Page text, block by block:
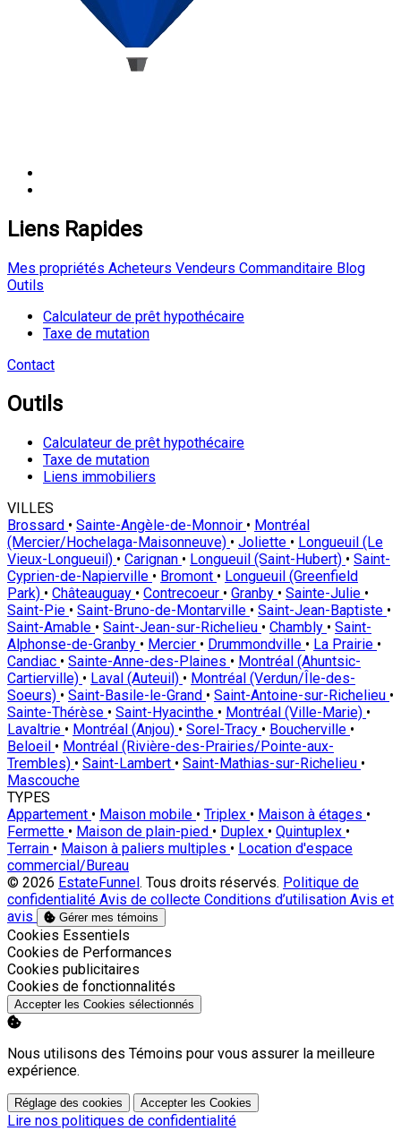
Liens Rapides
Mes propriétés Acheteurs Vendeurs Commanditaire Blog
Outils
Calculateur de prêt hypothécaire
Taxe de mutation
Contact
Outils
Calculateur de prêt hypothécaire
Taxe de mutation
Liens immobiliers
VILLES
Brossard • Sainte-Angèle-de-Monnoir • Montréal
(Mercier/Hochelaga-Maisonneuve) • Joliette • Longueuil (Le
Vieux-Longueuil) • Carignan • Longueuil (Saint-Hubert) • Saint-
Cyprien-de-Napierville • Bromont • Longueuil (Greenfield
Park) • Châteauguay • Contrecoeur • Granby • Sainte-Julie •
Saint-Pie • Saint-Bruno-de-Montarville • Saint-Jean-Baptiste •
Saint-Amable • Saint-Jean-sur-Richelieu • Chambly • Saint-
Alphonse-de-Granby • Mercier • Drummondville • La Prairie •
Candiac • Sainte-Anne-des-Plaines • Montréal (Ahuntsic-
Cartierville) • Laval (Auteuil) • Montréal (Verdun/Île-des-
Soeurs) • Saint-Basile-le-Grand • Saint-Antoine-sur-Richelieu •
Sainte-Thérèse • Saint-Hyacinthe • Montréal (Ville-Marie) •
Lavaltrie • Montréal (Anjou) • Sorel-Tracy • Boucherville •
Beloeil • Montréal (Rivière-des-Prairies/Pointe-aux-
Trembles) • Saint-Lambert • Saint-Mathias-sur-Richelieu •
Mascouche
TYPES
Appartement • Maison mobile • Triplex • Maison à étages •
Fermette • Maison de plain-pied • Duplex • Quintuplex •
Terrain • Maison à paliers multiples • Location d'espace
commercial/Bureau
© 2026 EstateFunnel. Tous droits réservés. Politique de
confidentialité Avis de collecte Conditions d’utilisation Avis et
avis
Gérer mes témoins
Activer
Cookies Essentiels
Activer
Cookies de Performances
Activer
Cookies publicitaires
Activer
Cookies de fonctionnalités
Accepter les Cookies sélectionnés
Nous utilisons des Témoins pour vous assurer la meilleure
expérience.
Réglage des cookies Accepter les Cookies
Lire nos politiques de confidentialité